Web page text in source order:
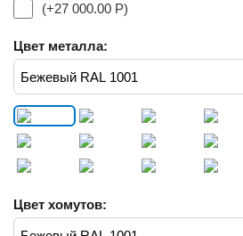
(+27 000.00 Р)
Цвет металла:
Цвет хомутов: